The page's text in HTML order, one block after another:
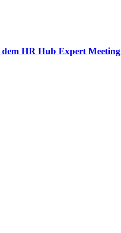
HR Hub Expert Meeting